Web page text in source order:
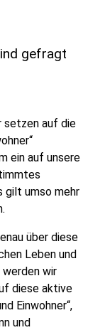
gefragt
setzen auf die
ein auf unsere
gilt umso mehr
über diese
Leben und
werden wir
diese aktive
Einwohner“,
und